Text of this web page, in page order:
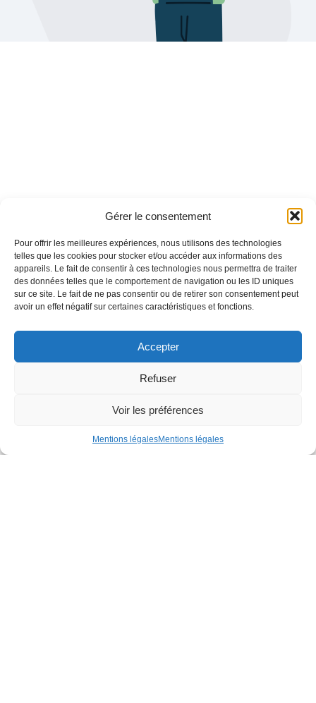
Gérer le consentement
Pour offrir les meilleures expériences, nous utilisons des technologies
telles que les cookies pour stocker et/ou accéder aux informations des
appareils. Le fait de consentir à ces technologies nous permettra de traiter
des données telles que le comportement de navigation ou les ID uniques
sur ce site. Le fait de ne pas consentir ou de retirer son consentement peut
avoir un effet négatif sur certaines caractéristiques et fonctions.
Accepter
Refuser
Voir les préférences
Mentions légalesMentions légales